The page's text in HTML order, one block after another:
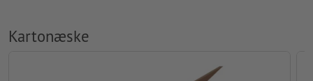
Kartonæske